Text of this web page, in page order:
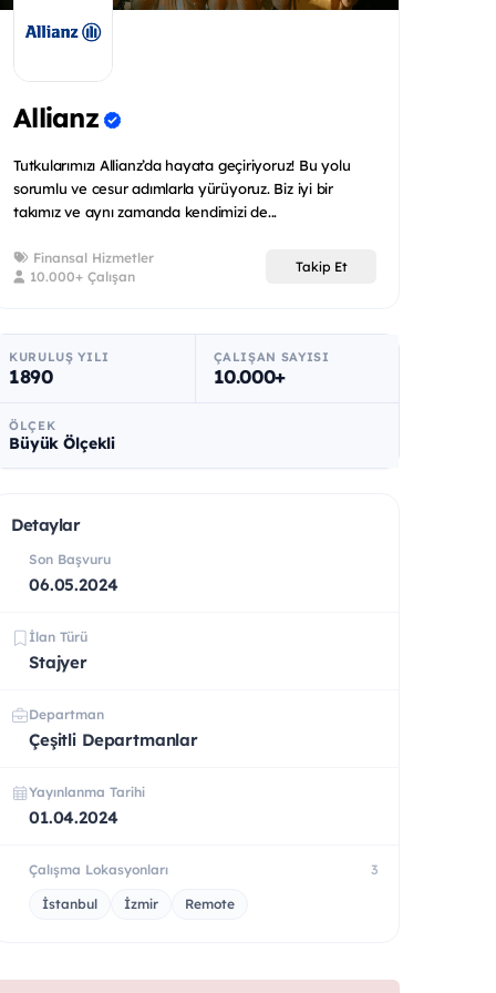
Allianz
Tutkularımızı Allianz’da hayata geçiriyoruz! Bu yolu
sorumlu ve cesur adımlarla yürüyoruz. Biz iyi bir
takımız ve aynı zamanda kendimizi de...
Finansal Hizmetler
10.000+ Çalışan
Takip Et
KURULUŞ YILI
1890
ÇALIŞAN SAYISI
10.000+
ÖLÇEK
Büyük Ölçekli
Detaylar
Son Başvuru
06.05.2024
İlan Türü
Stajyer
Departman
Çeşitli Departmanlar
Yayınlanma Tarihi
01.04.2024
Çalışma Lokasyonları 3
İstanbul İzmir Remote